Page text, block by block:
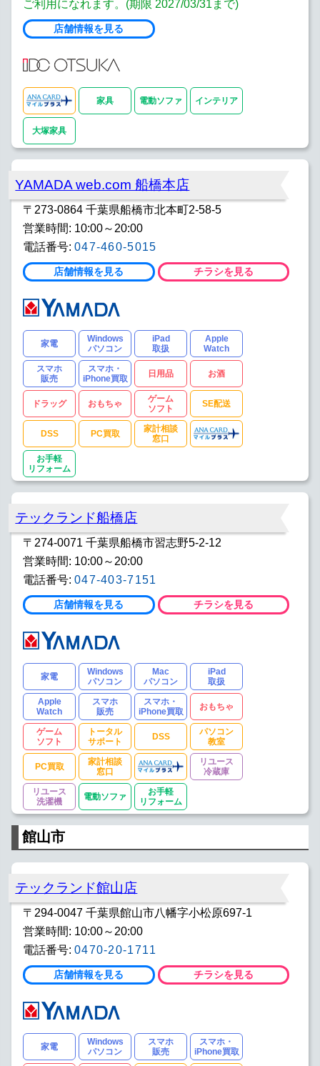
ご利用になれます。(期限 2027/03/31まで)
店舗情報を見る
家具 電動ソファ インテリア
大塚家具
YAMADA web.com 船橋本店
〒273-0864 千葉県船橋市北本町2-58-5
営業時間: 10:00～20:00
電話番号: 047-460-5015
店舗情報を見る チラシを見る
家電
Windows
パソコン
iPad
取扱
Apple
Watch
スマホ
販売
スマホ・
iPhone買取
日用品 お酒
ドラッグ おもちゃ
ゲーム
ソフト
SE配送
DSS PC買取
家計相談
窓口
お手軽
リフォーム
テックランド船橋店
〒274-0071 千葉県船橋市習志野5-2-12
営業時間: 10:00～20:00
電話番号: 047-403-7151
店舗情報を見る チラシを見る
家電
Windows
パソコン
Mac
パソコン
iPad
取扱
Apple
Watch
スマホ
販売
スマホ・
iPhone買取
おもちゃ
ゲーム
ソフト
トータル
サポート
DSS
パソコン
教室
PC買取
家計相談
窓口
リユース
冷蔵庫
リユース
洗濯機
電動ソファ
お手軽
リフォーム
館山市
テックランド館山店
〒294-0047 千葉県館山市八幡字小松原697-1
営業時間: 10:00～20:00
電話番号: 0470-20-1711
店舗情報を見る チラシを見る
家電
Windows
パソコン
スマホ
販売
スマホ・
iPhone買取